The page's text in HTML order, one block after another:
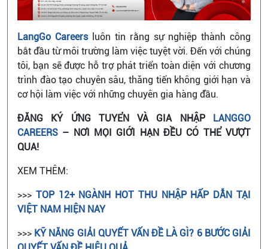
LangGo Careersluôn tin rằng sự nghiệp thành công
bắt đầu từ môi trường làm việc tuyệt vời. Đến với chúng
tôi, bạn sẽ được hỗ trợ phát triển toàn diện với chương
trình đào tạo chuyên sâu, thăng tiến không giới hạn và
cơ hội làm việc với những chuyên gia hàng đầu.
ĐĂNG KÝ ỨNG TUYỂN VÀ GIA NHẬP LANGGO
CAREERS – NƠI MỌI GIỚI HẠN ĐỀU CÓ THỂ VƯỢT
QUA!
XEM THÊM:
>>> TOP 12+ NGÀNH HOT THU NHẬP HẤP DẪN TẠI
VIỆT NAM HIỆN NAY
>>> KỸ NĂNG GIẢI QUYẾT VẤN ĐỀ LÀ GÌ? 6 BƯỚC GIẢI